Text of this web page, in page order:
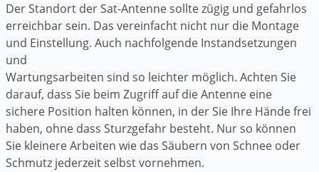
Der Standort der Sat-Antenne sollte zügig und gefahrlos
erreichbar sein. Das vereinfacht nicht nur die Montage
und Einstellung. Auch nachfolgende Instandsetzungen
und
Wartungsarbeiten sind so leichter möglich. Achten Sie
darauf, dass Sie beim Zugriff auf die Antenne eine
sichere Position halten können, in der Sie Ihre Hände frei
haben, ohne dass Sturzgefahr besteht. Nur so können
Sie kleinere Arbeiten wie das Säubern von Schnee oder
Schmutz jederzeit selbst vornehmen.